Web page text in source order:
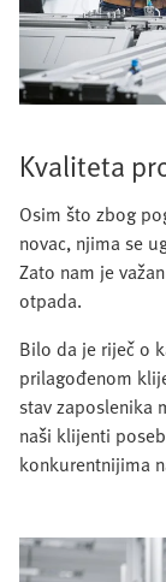
Kvaliteta
Osim što zbog
novac, njima se
Zato nam je
otpada.
Bilo da je riječ o
prilagođenom
stav zaposlenika
naši klijenti
konkurentnijima